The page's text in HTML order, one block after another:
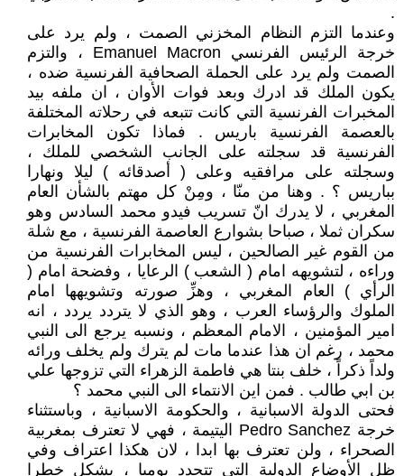
.
وعندما التزم النظام المخزني الصمت ، ولم يرد على
خرجة الرئيس الفرنسي Emanuel Macron ، والتزم
الصمت ولم يرد على الحملة الصحافية الفرنسية ضده ،
يكون الملك قد ادرك وبعد فوات الأوان ، ان ملفه بيد
المخبرات الفرنسية التي كانت تتبعه في رحلاته المختلفة
بالعصمة الفرنسية باريس . فماذا تكون المخابرات
الفرنسية قد سجلته على الجانب الشخصي للملك ،
وسجلته على مرافقيه وعلى ( أصدقائه ) ليلا ونهارا
بباريس ؟ . وهنا من منّا ، ومِنْ كل مهتم بالشأن العام
المغربي ، لا يدرك انّ تسريب فيدو محمد السادس وهو
سكران ثملا ، صباحا بشوارع العاصمة الفرنسية ، مع شلة
من القوم غير الصالحين ، ليس المخابرات الفرنسية من
وراءه ، لتشويهه امام ( الشعب ) الرعايا ، وفضحة امام (
الرأي ) العام المغربي ، وهزِّ صورته وتشويهها امام
الملوك والرؤساء العرب ، وهو الذي لا يتردد يردد ، انه
امير المؤمنين ، الامام المعظم ، ونسبه يرجع الى النبي
محمد ، رغم ان هذا عندما مات لم يترك ولم يخلف ورائه
ولداً ذكراً ، خلف بنتا هي فاطمة الزهراء التي تزوجها علي
بن ابي طالب . فمن اين الانتماء الى النبي محمد ؟
فحتى الدولة الاسبانية ، والحكومة الاسبانية ، وباستثناء
خرجة Pedro Sanchez اليتيمة ، فهي لا تعترف بمغربية
الصحراء ، ولن تعترف بها ابدا ، لان هكذا اعتراف وفي
ظل الأوضاع الدولية التي تتجدد يوميا ، يشكل خطرا